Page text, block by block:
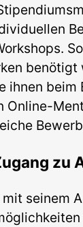
ihnen
Online-
zu
seinem